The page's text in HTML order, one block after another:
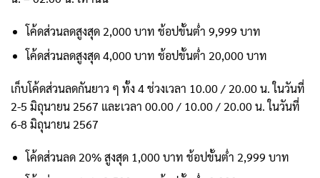
โค้ดส่วนลดสูงสุด 2,000 บาท ช้อปขั้นต่ำ 9,999 บาท
โค้ดส่วนลดสูงสุด 4,000 บาท ช้อปขั้นต่ำ 20,000 บาท
เก็บโค้ดส่วนลดกันยาว ๆ ทั้ง 4 ช่วงเวลา 10.00 / 20.00 น. ในวันที่
2-5 มิถุนายน 2567 และเวลา 00.00 / 10.00 / 20.00 น. ในวันที่
6-8 มิถุนายน 2567
โค้ดส่วนลด 20% สูงสุด 1,000 บาท ช้อปขั้นต่ำ 2,999 บาท